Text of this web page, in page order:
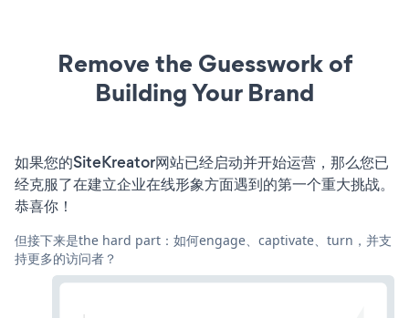
Remove the Guesswork of
Building Your Brand
如果您的SiteKreator网站已经启动并开始运营，那么您已
经克服了在建立企业在线形象方面遇到的第一个重大挑战。
恭喜你！
但接下来是the hard part：如何engage、captivate、turn，并支
持更多的访问者？